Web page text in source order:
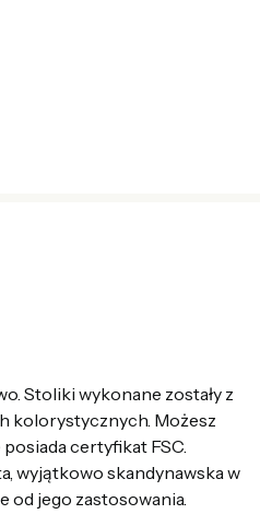
Stoliki wykonane zostały z
kolorystycznych. Możesz
certyfikat FSC.
wyjątkowo skandynawska w
od jego zastosowania.